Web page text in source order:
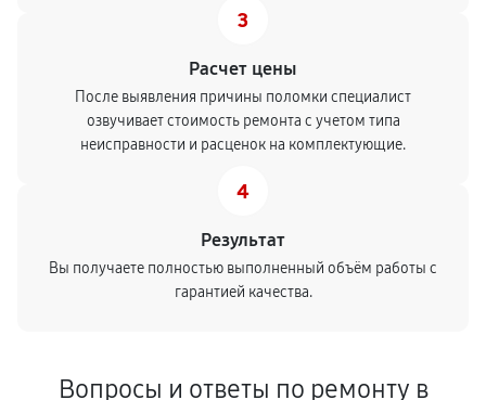
3
Расчет цены
После выявления причины поломки специалист
озвучивает стоимость ремонта с учетом типа
неисправности и расценок на комплектующие.
4
Результат
Вы получаете полностью выполненный объём работы с
гарантией качества.
Вопросы и ответы по ремонту в